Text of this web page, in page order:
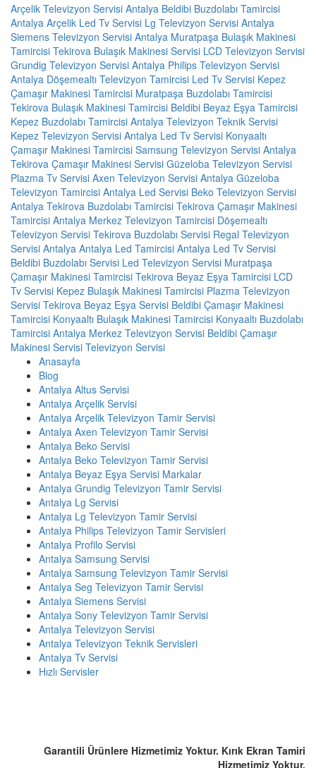
Arçelik Televizyon Servisi Antalya Beldibi Buzdolabı Tamircisi
Antalya Arçelik Led Tv Servisi Lg Televizyon Servisi Antalya
Siemens Televizyon Servisi Antalya Muratpaşa Bulaşık Makinesi
Tamircisi Tekirova Bulaşık Makinesi Servisi LCD Televizyon Servisi
Grundig Televizyon Servisi Antalya Philips Televizyon Servisi
Antalya Döşemealtı Televizyon Tamircisi Led Tv Servisi Kepez
Çamaşır Makinesi Tamircisi Muratpaşa Buzdolabı Tamircisi
Tekirova Bulaşık Makinesi Tamircisi Beldibi Beyaz Eşya Tamircisi
Kepez Buzdolabı Tamircisi Antalya Televizyon Teknik Servisi
Kepez Televizyon Servisi Antalya Led Tv Servisi Konyaaltı
Çamaşır Makinesi Tamircisi Samsung Televizyon Servisi Antalya
Tekirova Çamaşır Makinesi Servisi Güzeloba Televizyon Servisi
Plazma Tv Servisi Axen Televizyon Servisi Antalya Güzeloba
Televizyon Tamircisi Antalya Led Servisi Beko Televizyon Servisi
Antalya Tekirova Buzdolabı Tamircisi Tekirova Çamaşır Makinesi
Tamircisi Antalya Merkez Televizyon Tamircisi Döşemealtı
Televizyon Servisi Tekirova Buzdolabı Servisi Regal Televizyon
Servisi Antalya Antalya Led Tamircisi Antalya Led Tv Servisi
Beldibi Buzdolabı Servisi Led Televizyon Servisi Muratpaşa
Çamaşır Makinesi Tamircisi Tekirova Beyaz Eşya Tamircisi LCD
Tv Servisi Kepez Bulaşık Makinesi Tamircisi Plazma Televizyon
Servisi Tekirova Beyaz Eşya Servisi Beldibi Çamaşır Makinesi
Tamircisi Konyaaltı Bulaşık Makinesi Tamircisi Konyaaltı Buzdolabı
Tamircisi Antalya Merkez Televizyon Servisi Beldibi Çamaşır
Makinesi Servisi Televizyon Servisi
Anasayfa
Blog
Antalya Altus Servisi
Antalya Arçelik Servisi
Antalya Arçelik Televizyon Tamir Servisi
Antalya Axen Televizyon Tamir Servisi
Antalya Beko Servisi
Antalya Beko Televizyon Tamir Servisi
Antalya Beyaz Eşya Servisi Markalar
Antalya Grundig Televizyon Tamir Servisi
Antalya Lg Servisi
Antalya Lg Televizyon Tamir Servisi
Antalya Philips Televizyon Tamir Servisleri
Antalya Profilo Servisi
Antalya Samsung Servisi
Antalya Samsung Televizyon Tamir Servisi
Antalya Seg Televizyon Tamir Servisi
Antalya Siemens Servisi
Antalya Sony Televizyon Tamir Servisi
Antalya Televizyon Servisi
Antalya Televizyon Teknik Servisleri
Antalya Tv Servisi
Hızlı Servisler
Garantili Ürünlere Hizmetimiz Yoktur. Kırık Ekran Tamiri
Hizmetimiz Yoktur.